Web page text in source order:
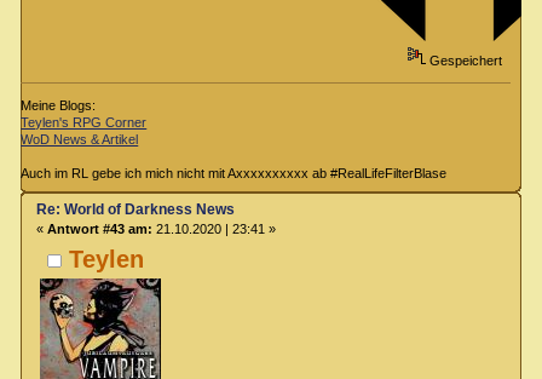
Gespeichert
Meine Blogs:
Teylen's RPG Corner
WoD News & Artikel
Auch im RL gebe ich mich nicht mit Axxxxxxxxxx ab #RealLifeFilterBlase
Teylen
Re: World of Darkness News
« Antwort #43 am: 21.10.2020 | 23:41 »